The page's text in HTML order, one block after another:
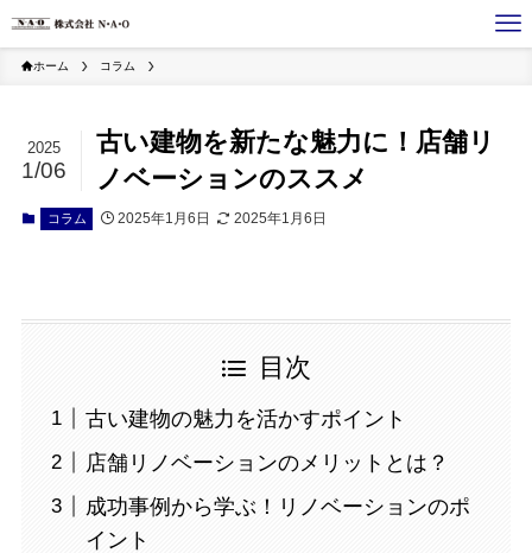
ホーム コラム
古い建物を新たな魅力に！店舗リ
ノベーションのススメ
2025
1/06
コラム 2025年1月6日 2025年1月6日
目次
古い建物の魅力を活かすポイント
店舗リノベーションのメリットとは？
成功事例から学ぶ！リノベーションのポ
イント